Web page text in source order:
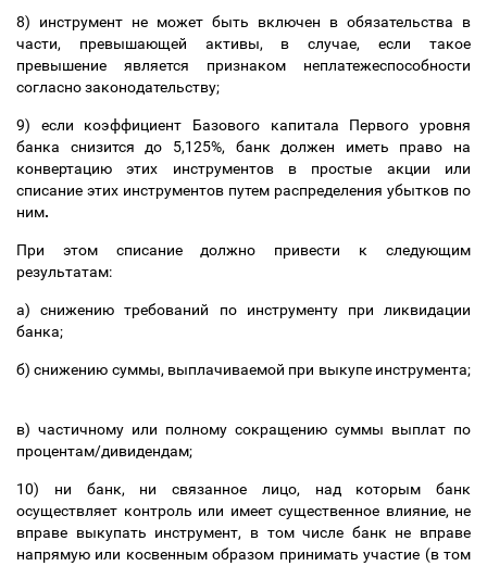
8) инструмент не может быть включен в обязательства в
части, превышающей активы, в случае, если такое
превышение является признаком неплатежеспособности
согласно законодательству;
9) если коэффициент Базового капитала Первого уровня
банка снизится до 5,125%, банк должен иметь право на
конвертацию этих инструментов в простые акции или
списание этих инструментов путем распределения убытков по
ним.
При этом списание должно привести к следующим
результатам:
a) снижению требований по инструменту при
ликвидации
банка;
б) снижению суммы, выплачиваемой при выкупе инструмента;
в) частичному или полному сокращению суммы выплат по
процентам/дивидендам;
10) ни банк, ни связанное лицо, над которым банк
осуществляет контроль или имеет существенное влияние, не
вправе выкупать инструмент, в том числе банк не вправе
напрямую или косвенным образом принимать участие (в том